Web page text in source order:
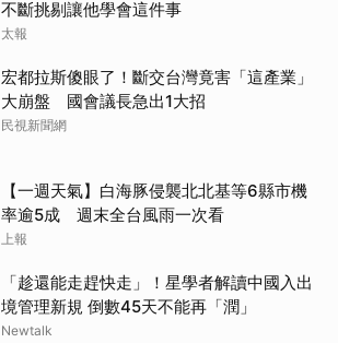
不斷挑剔讓他學會這件事
太報
宏都拉斯傻眼了！斷交台灣竟害「這產業」
大崩盤 國會議長急出1大招
民視新聞網
【一週天氣】白海豚侵襲北北基等6縣市機
率逾5成 週末全台風雨一次看
上報
「趁還能走趕快走」！星學者解讀中國入出
境管理新規 倒數45天不能再「潤」
Newtalk